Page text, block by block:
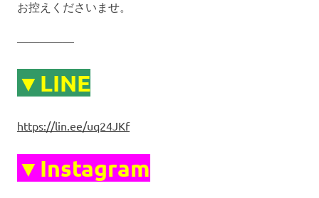
お控えくださいませ。
—————
▼LINE
https://lin.ee/uq24JKf
▼Instagram